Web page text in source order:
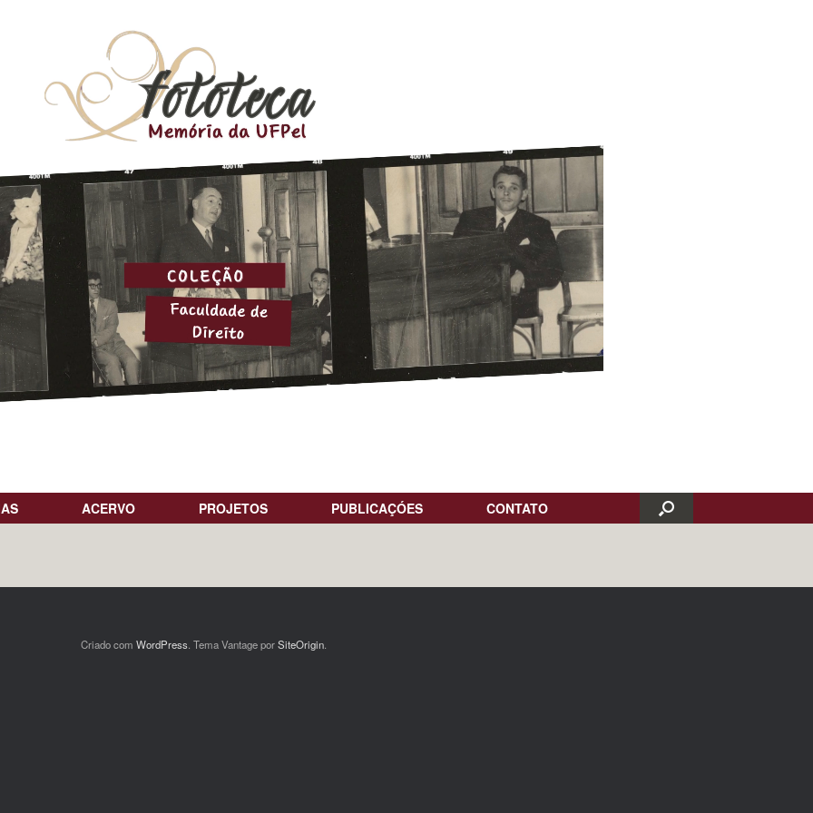
ACERVO PROJETOS PUBLICAÇÓES CONTATO
Criado com WordPress. Tema Vantage porSiteOrigin.